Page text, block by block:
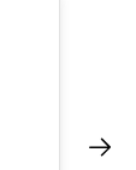
Próximo